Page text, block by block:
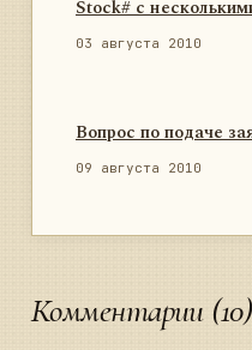
Stock# с
03 августа 2010
Вопрос по подаче
09 августа 2010
Комментарии (10)